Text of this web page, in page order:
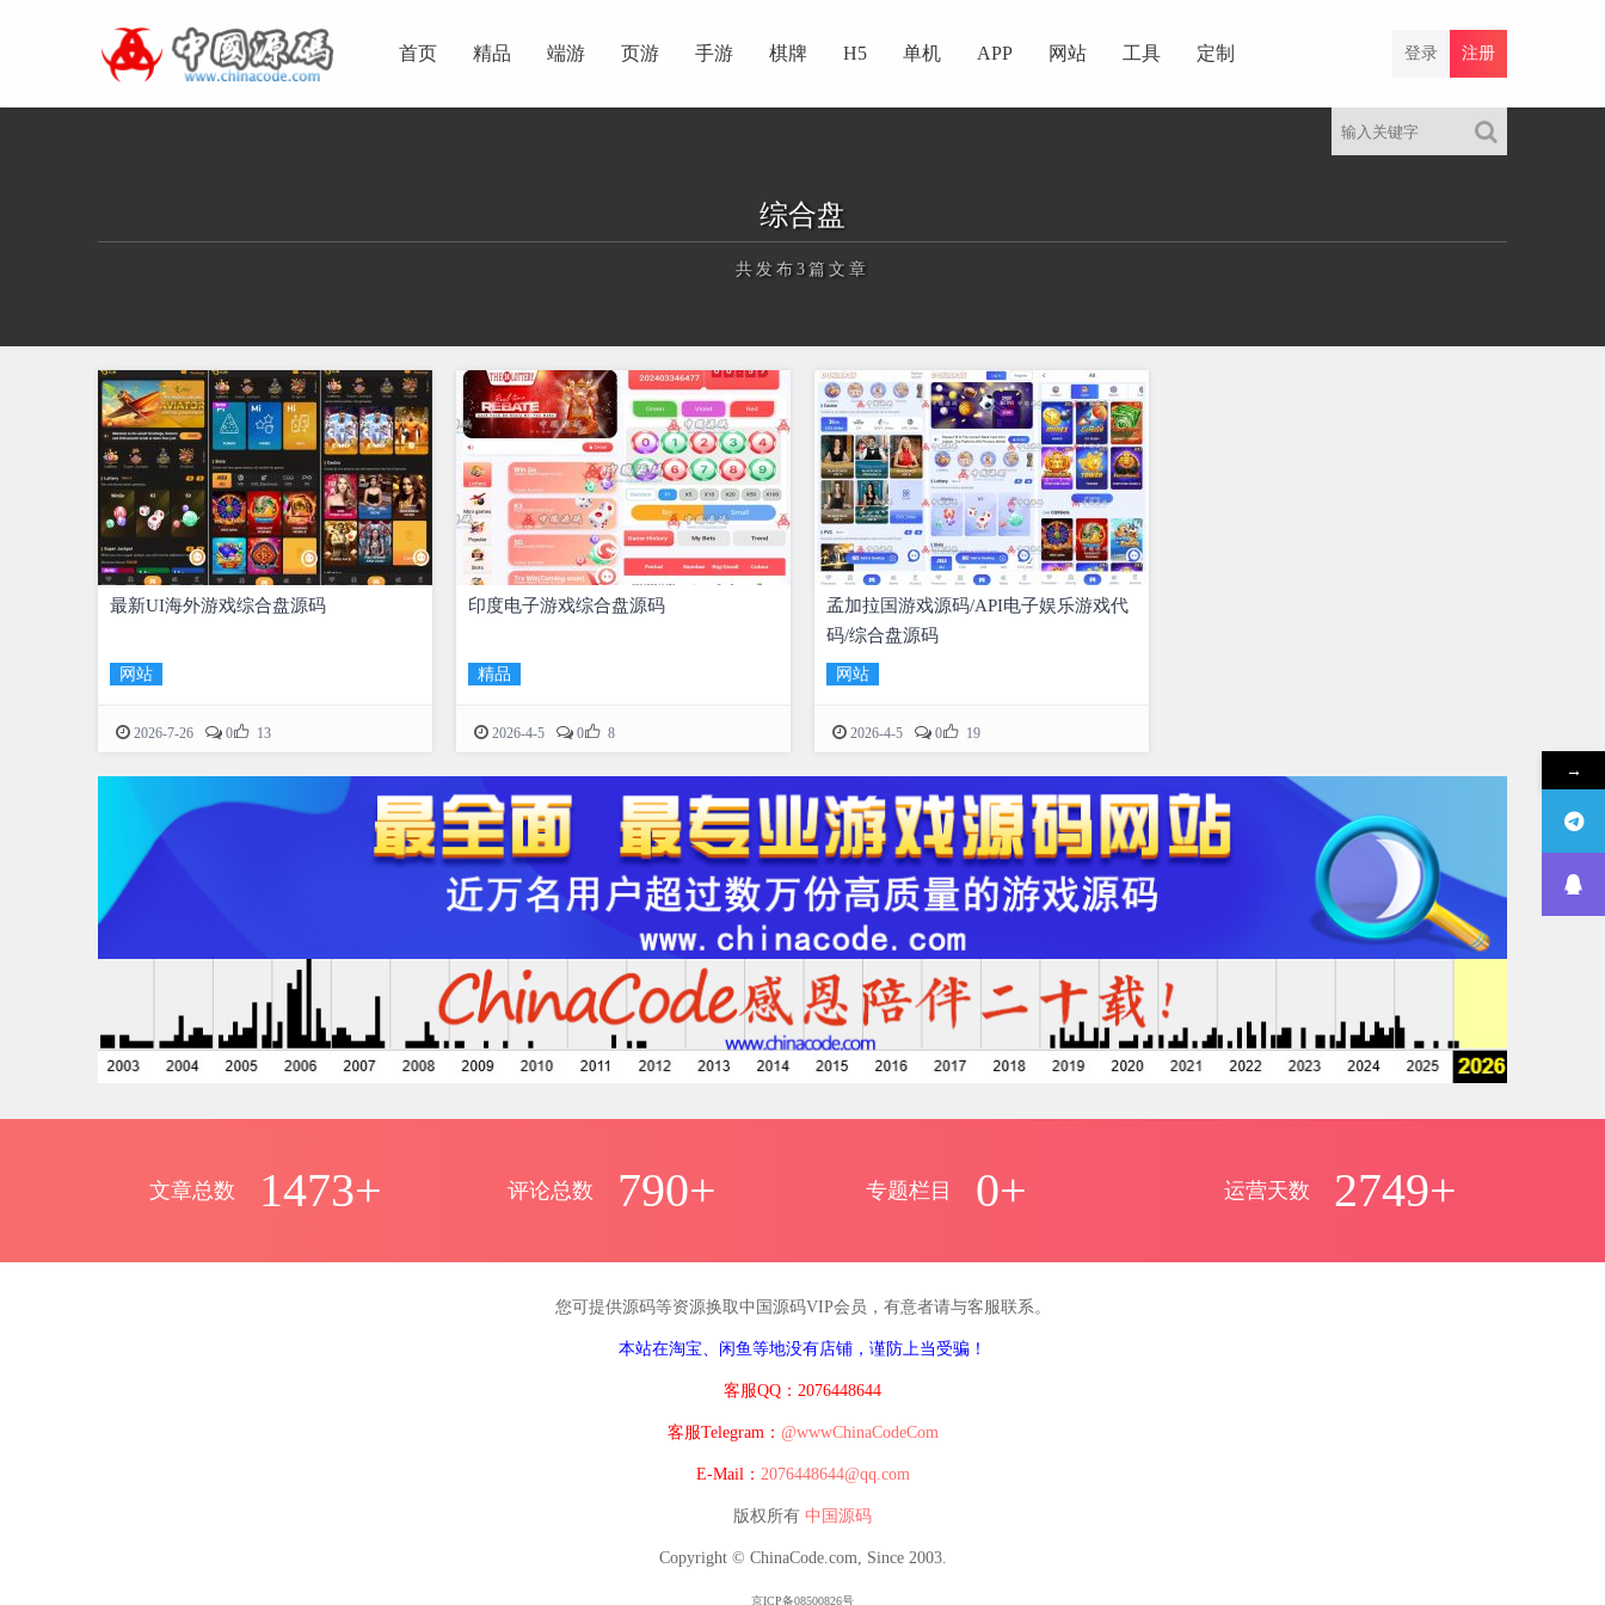
首页 精品 端游 页游 手游 棋牌 H5 单机 APP 网站 工具 定制 注册
登录
综合盘
共发布3篇文章
正在为您加载新内容
最新UI海外游戏综合盘源码
网站
2026-7-26 0 13
印度电子游戏综合盘源码
精品
2026-4-5 0 8
孟加拉国游戏源码/API电子娱乐游戏代
码/综合盘源码
网站
2026-4-5 0 19
文章总数 1473+ 评论总数 790+ 专题栏目 0+ 运营天数 2749+
您可提供源码等资源换取中国源码VIP会员，有意者请与客服联系。
本站在淘宝、闲鱼等地没有店铺，谨防上当受骗！
客服QQ：2076448644
客服Telegram： @wwwChinaCodeCom
E-Mail： 2076448644@qq.com
版权所有 中国源码
Copyright © ChinaCode.com, Since 2003.
京ICP备08500826号
→